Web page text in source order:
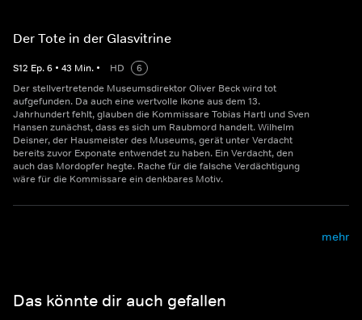
Der Tote in der Glasvitrine
S12 Ep.6 • 43 Min. • HD
6
Der stellvertretende Museumsdirektor Oliver Beck wird tot
aufgefunden. Da auch eine wertvolle Ikone aus dem 13.
Jahrhundert fehlt, glauben die Kommissare Tobias Hartl und Sven
Hansen zunächst, dass es sich um Raubmord handelt. Wilhelm
Deisner, der Hausmeister des Museums, gerät unter Verdacht
bereits zuvor Exponate entwendet zu haben. Ein Verdacht, den
auch das Mordopfer hegte. Rache für die falsche Verdächtigung
wäre für die Kommissare ein denkbares Motiv.
mehr
Das könnte dir auch gefallen